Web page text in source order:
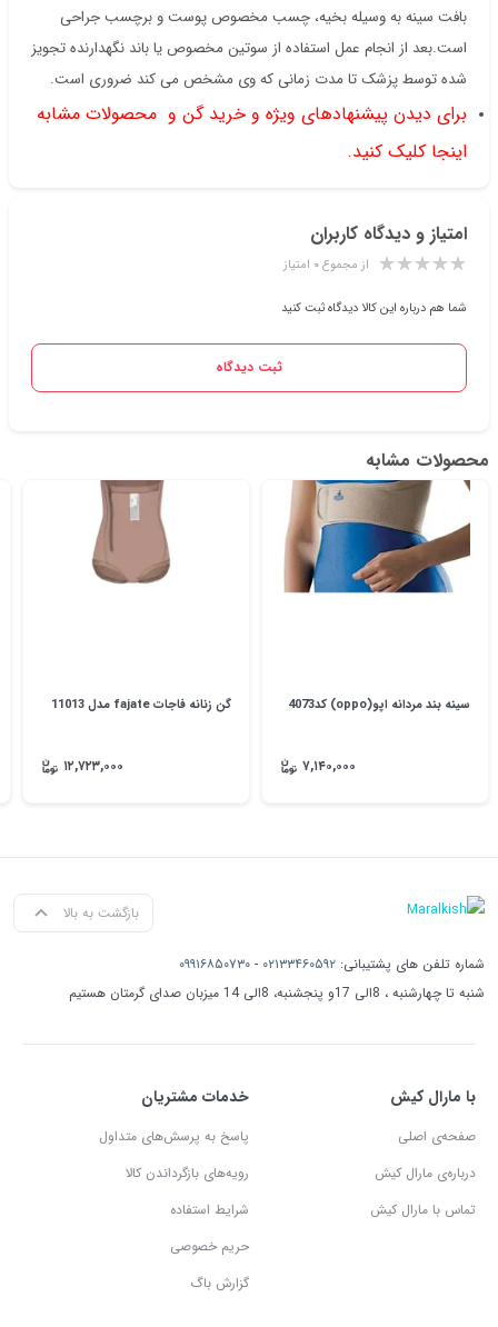
بافت سینه به وسیله بخیه، چسب مخصوص پوست و برچسب جراحی
است.بعد از انجام عمل استفاده از سوتین مخصوص یا باند نگهدارنده تجویز
شده توسط پزشک تا مدت زمانی که وی مشخص می کند ضروری است.
برای دیدن پیشنهادهای ویژه و خرید گن و محصولات مشابه
اینجا کلیک کنید.
امتیاز و دیدگاه کاربران
از مجموع ۰ امتیاز
شما هم درباره این کالا دیدگاه ثبت کنید
ثبت دیدگاه
محصولات مشابه
سینه بند مردانه اپو(oppo) کد4073
۷,۱۴۰,۰۰۰
گن زنانه فاجات fajate مدل 11013
۱۲,۷۲۳,۰۰۰
بازگشت به بالا
شماره تلفن های پشتیبانی: ۰۲۱۳۳۴۶۰۵۹۲ - ۰۹۹۱۶۸۵۰۷۳۰
شنبه تا چهارشنبه ، 8الی 17و پنجشنبه، 8الی 14 میزبان صدای گرمتان هستیم
با مارال کیش
صفحه‌ی اصلی
درباره‌ی مارال کیش
تماس با مارال کیش
خدمات مشتریان
پاسخ به پرسش‌های متداول
رویه‌های بازگرداندن کالا
شرایط استفاده
حریم خصوصی
گزارش باگ